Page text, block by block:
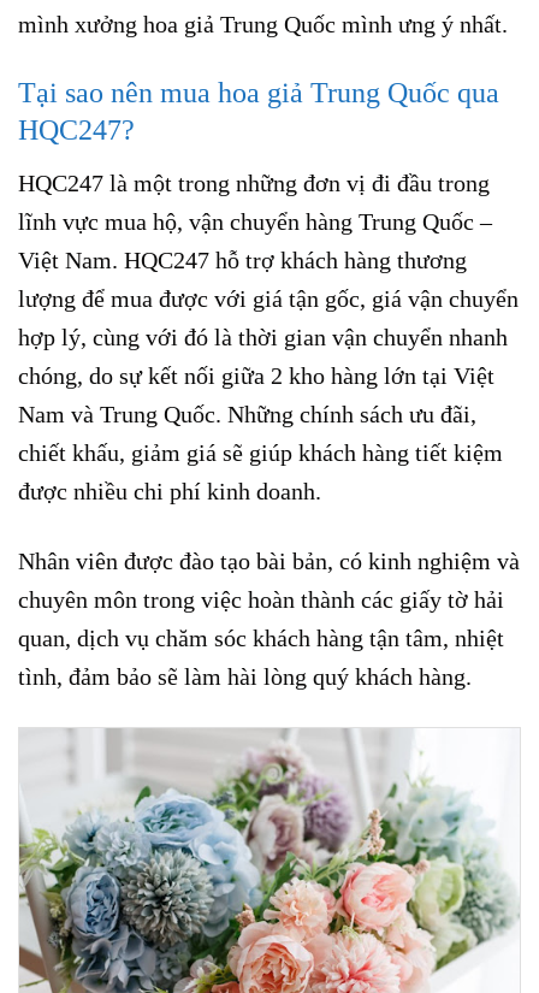
mình xưởng hoa giả Trung Quốc mình ưng ý nhất.
Tại sao nên mua hoa giả Trung Quốc qua
HQC247?
HQC247 là một trong những đơn vị đi đầu trong
lĩnh vực mua hộ, vận chuyển hàng Trung Quốc –
Việt Nam. HQC247 hỗ trợ khách hàng thương
lượng để mua được với giá tận gốc, giá vận chuyển
hợp lý, cùng với đó là thời gian vận chuyển nhanh
chóng, do sự kết nối giữa 2 kho hàng lớn tại Việt
Nam và Trung Quốc. Những chính sách ưu đãi,
chiết khấu, giảm giá sẽ giúp khách hàng tiết kiệm
được nhiều chi phí kinh doanh.
Nhân viên được đào tạo bài bản, có kinh nghiệm và
chuyên môn trong việc hoàn thành các giấy tờ hải
quan, dịch vụ chăm sóc khách hàng tận tâm, nhiệt
tình, đảm bảo sẽ làm hài lòng quý khách hàng.